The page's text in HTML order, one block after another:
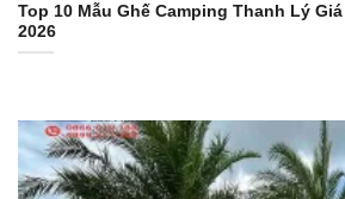
Top 10 Mẫu Ghế Camping Thanh Lý
2026